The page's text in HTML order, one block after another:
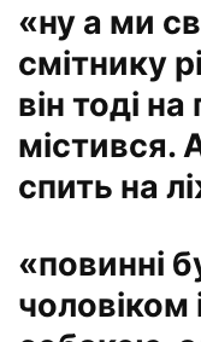
«ну а ми
смітнику
він тоді
містився.
спить на
«повинні
чоловіком